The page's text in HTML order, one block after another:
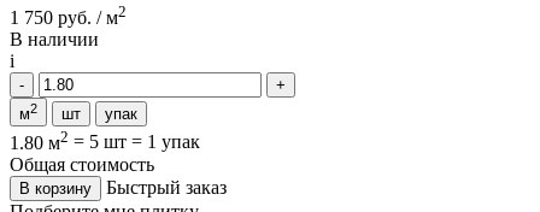
1 750 руб. / м2
В наличии
i
м2 шт упак
1.80 м2 = 5 шт = 1 упак
Общая стоимость
В корзину
Быстрый заказ